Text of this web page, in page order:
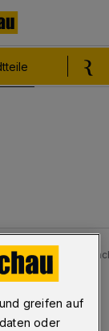
Ehepaar stitbt
greifen auf
oder